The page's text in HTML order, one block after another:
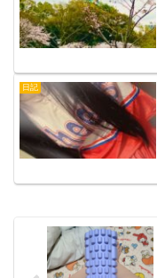
日記